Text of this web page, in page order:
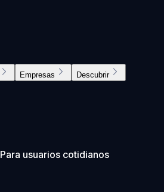
Empresas Descubrir
Para usuarios cotidianos